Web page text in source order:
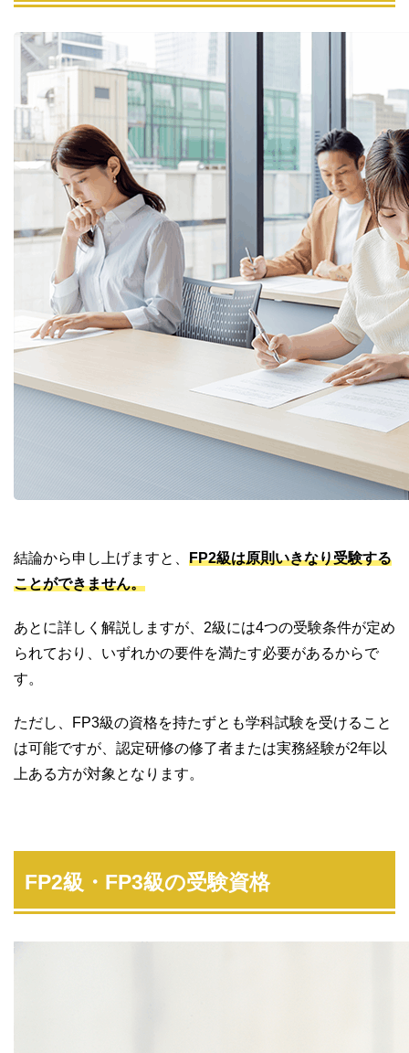
結論から申し上げますと、 FP2級は原則いきなり受験する
ことができません。
あとに詳しく解説しますが、2級には4つの受験条件が定め
られており、いずれかの要件を満たす必要があるからで
す。
ただし、FP3級の資格を持たずとも学科試験を受けること
は可能ですが、認定研修の修了者または実務経験が2年以
上ある方が対象となります。
FP2級・FP3級の受験資格